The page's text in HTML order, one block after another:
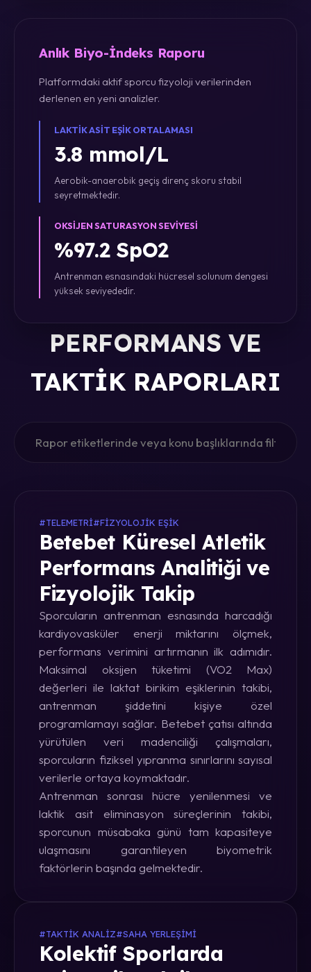
Anlık Biyo-İndeks Raporu
Platformdaki aktif sporcu fizyoloji verilerinden
derlenen en yeni analizler.
LAKTIK ASIT EŞIK ORTALAMASI
3.8 mmol/L
Aerobik-anaerobik geçiş direnç skoru stabil
seyretmektedir.
OKSIJEN SATURASYON SEVIYESI
%97.2 SpO2
Antrenman esnasındaki hücresel solunum dengesi
yüksek seviyededir.
PERFORMANS VE
TAKTIK RAPORLARI
#TELEMETRI#FIZYOLOJIK EŞIK
Betebet Küresel Atletik
Performans Analitiği ve
Fizyolojik Takip
Sporcuların antrenman esnasında harcadığı
kardiyovasküler enerji miktarını ölçmek,
performans verimini artırmanın ilk adımıdır.
Maksimal oksijen tüketimi (VO2 Max)
değerleri ile laktat birikim eşiklerinin takibi,
antrenman şiddetini kişiye özel
programlamayı sağlar. Betebet çatısı altında
yürütülen veri madenciliği çalışmaları,
sporcuların fiziksel yıpranma sınırlarını sayısal
verilerle ortaya koymaktadır.
Antrenman sonrası hücre yenilenmesi ve
laktik asit eliminasyon süreçlerinin takibi,
sporcunun müsabaka günü tam kapasiteye
ulaşmasını garantileyen biyometrik
faktörlerin başında gelmektedir.
#TAKTIK ANALIZ#SAHA YERLEŞIMI
Kolektif Sporlarda